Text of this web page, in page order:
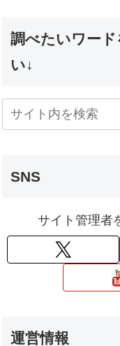
調べたいワー
い↓
SNS
サイト管理者
運営情報